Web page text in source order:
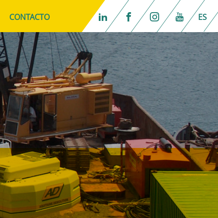
CONTACTO ES